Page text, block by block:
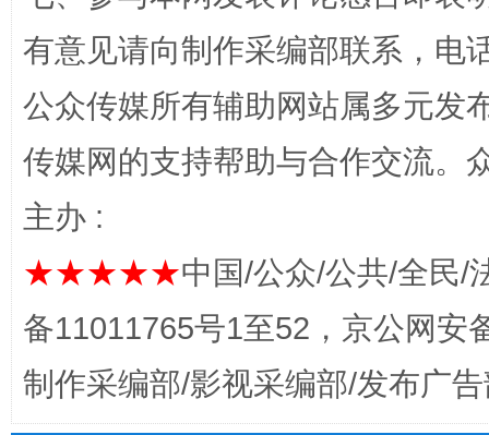
完善运行机制助力责任有效落实
有意见请向制作采编部联系，电
公众传媒所有辅助网站属多元发
传媒网的支持帮助与合作交流。
主办 :
★★★★★中国/公众/公共/全民/
备11011765号1至52，京公网安
制作采编部/影视采编部/发布广